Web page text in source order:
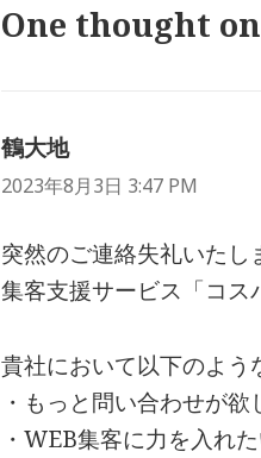
One thought on
鶴大地よ
り:
2023年8月3日 3:47 PM
突然のご連絡失礼いたし
集客支援サービス「コス
貴社において以下のよう
・もっと問い合わせが欲
・WEB集客に力を入れ